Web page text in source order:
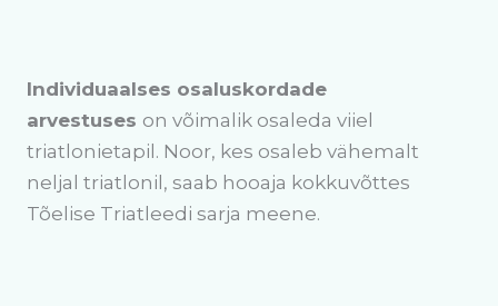
Individuaalses osaluskordade
arvestuses on võimalik osaleda viiel
triatlonietapil. Noor, kes osaleb vähemalt
neljal triatlonil, saab hooaja kokkuvõttes
Tõelise Triatleedi sarja meene.